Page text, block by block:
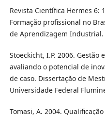
Revista Científica Hermes 6:
Formação profissional no
de Aprendizagem Industrial.
Stoeckicht, I.P. 2006.
avaliando o potencial de
de caso. Dissertação de
Universidade Federal
Tomasi, A. 2004.